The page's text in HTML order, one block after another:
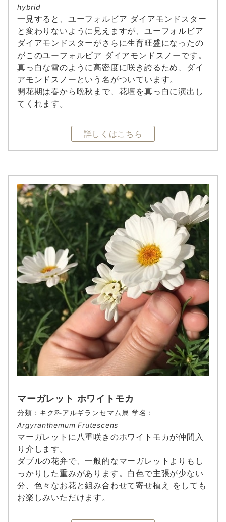
hybrid
一見すると、ユーフォルビア ダイアモンドスター
と変わりないように見えますが、ユーフォルビア
ダイアモンドスターがさらに生育旺盛になったの
がこのユーフォルビア ダイアモンドスノーです。
真っ白な雪のように高密度に咲き誇るため、ダイ
アモンドスノーという名がついています。
開花期は春から晩秋まで、花壇を真っ白に演出し
てくれます。
詳しくはこちら
マーガレット ホワイトモカ
分類：キク科アルギランセマム属 学名：
Argyranthemum Frutescens
マーガレットに八重咲きのホワイトモカが仲間入
り介します。
ダブルの花弁で、一般的なマーガレットよりもし
っかりした重みがあります。白色で主張が少ない
分、色々なお花と組み合わせて寄せ植え をしても
お楽しみいただけます。